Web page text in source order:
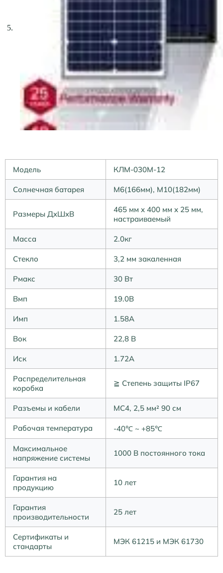
Модель КЛМ-030М-12
Солнечная батарея М6(166мм), М10(182мм)
Размеры ДxШxВ
465 мм x 400 мм x 25 мм,
настраиваемый
Масса 2.0кг
Стекло 3,2 мм закаленная
Pмакс 30 Вт
Вмп 19.0В
Имп 1.58А
Вок 22,8 В
Иск 1.72А
Распределительная
коробка
≧ Степень защиты IP67
Разъемы и кабели MC4, 2,5 мм² 90 см
Рабочая температура -40℃ ~ +85℃
Максимальное
напряжение системы
1000 В постоянного тока
Гарантия на
продукцию
10 лет
Гарантия
производительности
25 лет
Сертификаты и
стандарты
МЭК 61215 и МЭК 61730